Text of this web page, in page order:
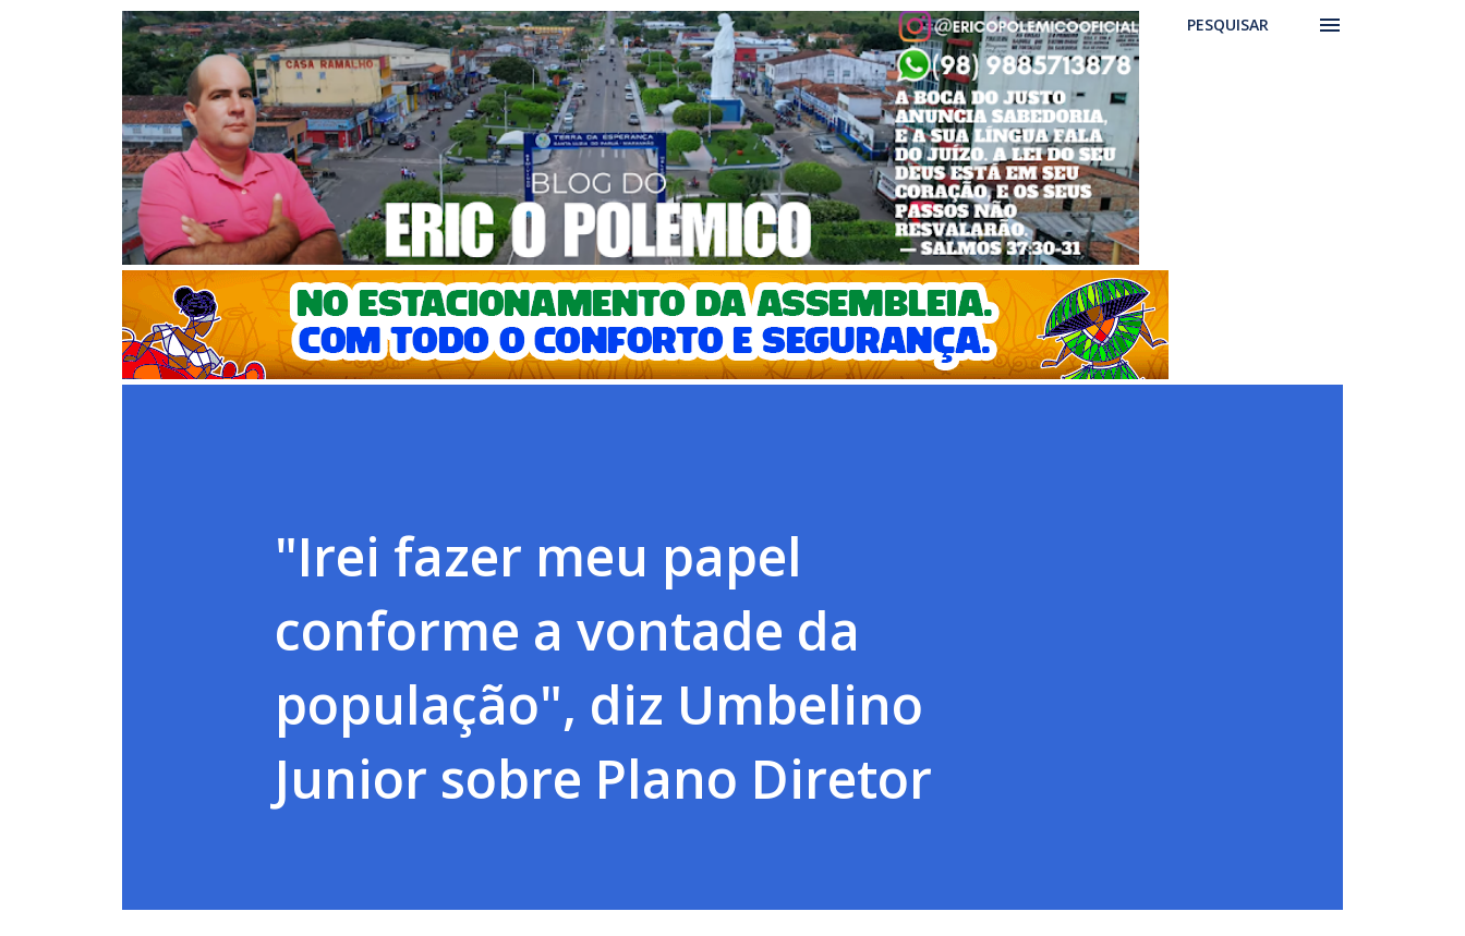
Pular para o conteúdo principal PESQUISAR
"Irei fazer meu papel
conforme a vontade da
população", diz Umbelino
Junior sobre Plano Diretor